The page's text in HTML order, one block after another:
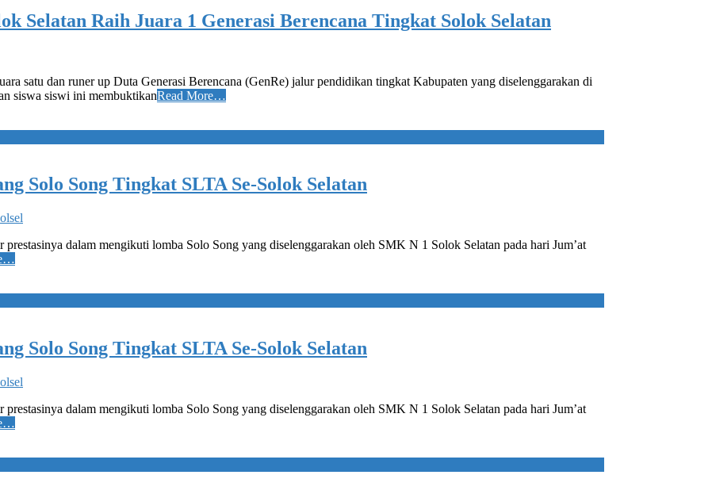
Selatan Raih Juara 1 Generasi Berencana Tingkat Solok Selatan
satu dan runer up Duta Generasi Berencana (GenRe) jalur pendidikan tingkat Kabupaten yang diselenggarakan di
siswa siswi ini membuktikanRead More…
Solo Song Tingkat SLTA Se-Solok Selatan
dalam mengikuti lomba Solo Song yang diselenggarakan oleh SMK N 1 Solok Selatan pada hari Jum’at
Solo Song Tingkat SLTA Se-Solok Selatan
dalam mengikuti lomba Solo Song yang diselenggarakan oleh SMK N 1 Solok Selatan pada hari Jum’at